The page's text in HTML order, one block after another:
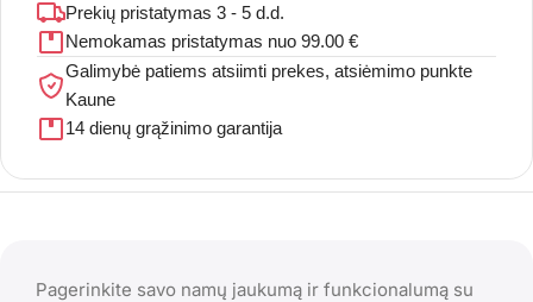
Prekių pristatymas 3 - 5 d.d.
Nemokamas pristatymas nuo 99.00 €
Galimybė patiems atsiimti prekes, atsiėmimo punkte
Kaune
14 dienų grąžinimo garantija
Pagerinkite savo namų jaukumą ir funkcionalumą su